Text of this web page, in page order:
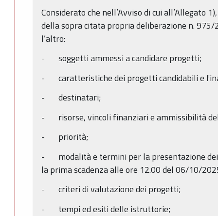
Considerato che nell’Avviso di cui all’Allegato
della sopra citata propria deliberazione n.
l’altro:
- soggetti ammessi a candidare progetti;
- caratteristiche dei progetti candidabili e
- destinatari;
- risorse, vincoli finanziari e ammissibilità
- priorità;
- modalità e termini per la presentazione
la prima scadenza alle ore 12.00 del 06/10/
- criteri di valutazione dei progetti;
- tempi ed esiti delle istruttorie;